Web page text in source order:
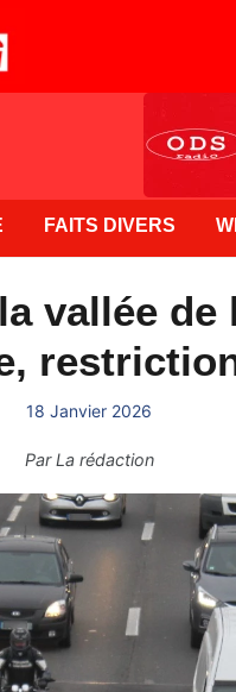
FAITS DIVERS
vallée de
18 Janvier 2026
ParLa rédaction